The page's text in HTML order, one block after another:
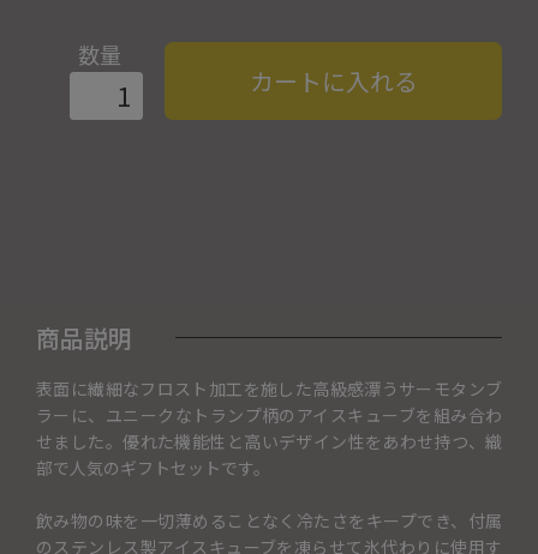
数量
カートに入れる
商品説明
表面に繊細なフロスト加工を施した高級感漂うサーモタンブ
ラーに、ユニークなトランプ柄のアイスキューブを組み合わ
せました。優れた機能性と高いデザイン性をあわせ持つ、織
部で人気のギフトセットです。
飲み物の味を一切薄めることなく冷たさをキープでき、付属
のステンレス製アイスキューブを凍らせて氷代わりに使用す